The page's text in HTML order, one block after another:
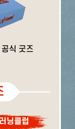
식 굿즈
닝클럽